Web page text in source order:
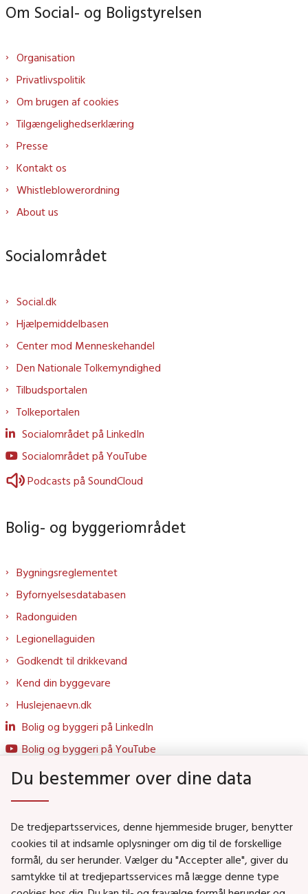
Om Social- og Boligstyrelsen
Organisation
Privatlivspolitik
Om brugen af cookies
Tilgængelighedserklæring
Presse
Kontakt os
Whistleblowerordning
About us
Socialområdet
Social.dk
Hjælpemiddelbasen
Center mod Menneskehandel
Den Nationale Tolkemyndighed
Tilbudsportalen
Tolkeportalen
Socialområdet på LinkedIn
Socialområdet på YouTube
Podcasts på SoundCloud
Bolig- og byggeriområdet
Bygningsreglementet
Byfornyelsesdatabasen
Radonguiden
Legionellaguiden
Godkendt til drikkevand
Kend din byggevare
Huslejenaevn.dk
Bolig og byggeri på LinkedIn
Bolig og byggeri på YouTube
Social- og Boligministeriet
Job i Social- og Boligstyrelsen
Puljer og tilskud
Du bestemmer over dine data
De tredjepartsservices, denne hjemmeside bruger, benytter
cookies til at indsamle oplysninger om dig til de forskellige
formål, du ser herunder. Vælger du "Accepter alle", giver du
samtykke til at tredjepartsservices må lægge denne type